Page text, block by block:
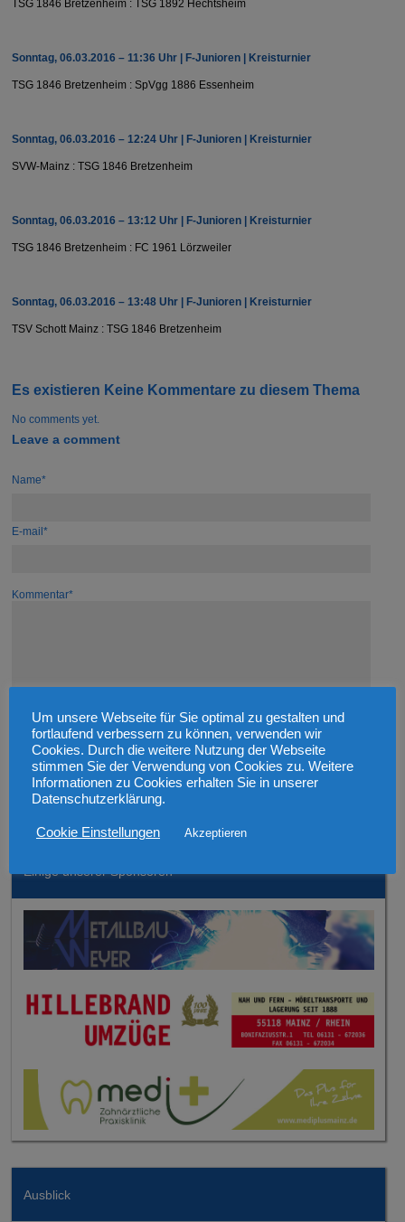
TSG 1846 Bretzenheim : TSG 1892 Hechtsheim
Sonntag, 06.03.2016 – 11:36 Uhr | F-Junioren | Kreisturnier
TSG 1846 Bretzenheim : SpVgg 1886 Essenheim
Sonntag, 06.03.2016 – 12:24 Uhr | F-Junioren | Kreisturnier
SVW-Mainz : TSG 1846 Bretzenheim
Sonntag, 06.03.2016 – 13:12 Uhr | F-Junioren | Kreisturnier
TSG 1846 Bretzenheim : FC 1961 Lörzweiler
Sonntag, 06.03.2016 – 13:48 Uhr | F-Junioren | Kreisturnier
TSV Schott Mainz : TSG 1846 Bretzenheim
Es existieren Keine Kommentare zu diesem Thema
No comments yet.
Leave a comment
Name*
E-mail*
Kommentar*
Einige unserer Sponsoren
Ausblick
Um unsere Webseite für Sie optimal zu gestalten und
fortlaufend verbessern zu können, verwenden wir
Cookies. Durch die weitere Nutzung der Webseite
stimmen Sie der Verwendung von Cookies zu. Weitere
Informationen zu Cookies erhalten Sie in unserer
Datenschutzerklärung.
Cookie Einstellungen Akzeptieren